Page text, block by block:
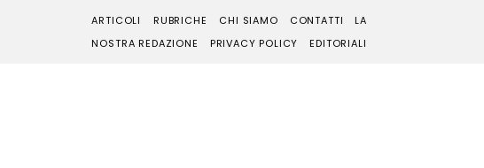
ARTICOLI RUBRICHE CHI SIAMO CONTATTI
LA
NOSTRA REDAZIONE
PRIVACY POLICY EDITORIALI